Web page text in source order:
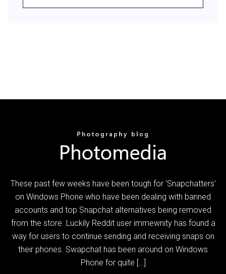
These past few weeks have been tough for ‘Snapchatters’
on Windows Phone who have been dealing with banned
accounts and top Snapchat alternatives being removed
from the store. Luckily Reddit user immewnity has found a
way for users to continue sending and receiving snaps on
their phones. Swapchat has been around on Windows
Phone for quite […]